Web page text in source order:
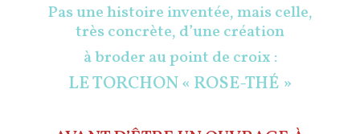
Pas une histoire inventée, mais celle,
très concrète, d’une création
à broder au point de croix :
LE TORCHON « ROSE-THÉ »